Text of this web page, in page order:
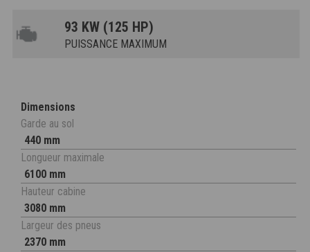
93 KW (125 HP)
PUISSANCE MAXIMUM
Dimensions
Garde au sol
440 mm
Longueur maximale
6100 mm
Hauteur cabine
3080 mm
Largeur des pneus
2370 mm